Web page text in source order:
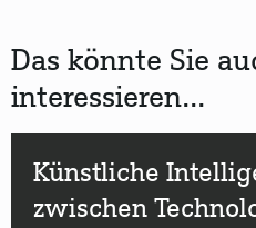
Das könnte Sie
interessieren...
Künstliche
zwischen